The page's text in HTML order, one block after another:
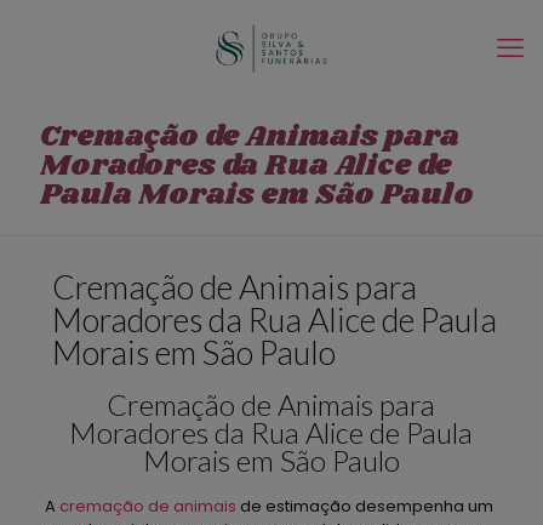
Cremação de Animais para
Moradores da Rua Alice de
Paula Morais em São Paulo
Cremação de Animais para
Moradores da Rua Alice de Paula
Morais em São Paulo
Cremação de Animais para
Moradores da Rua Alice de Paula
Morais em São Paulo
A cremação de animais de estimação desempenha um